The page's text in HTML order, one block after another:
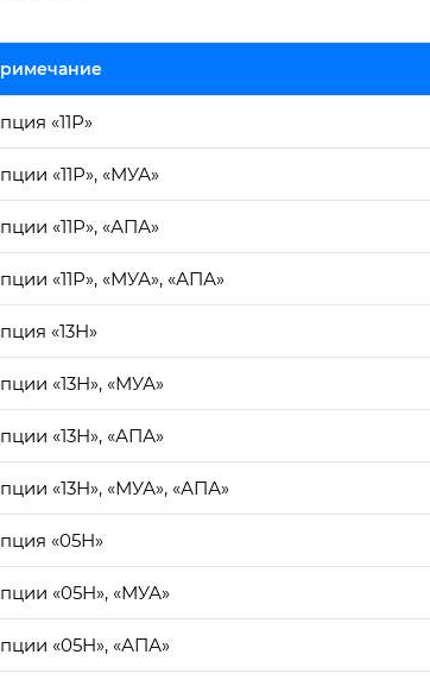
«11Р»
«11Р», «МУА»
«11Р», «АПА»
«11Р», «МУА», «АПА»
«13Н»
«13Н», «МУА»
«13Н», «АПА»
«13Н», «МУА», «АПА»
«05Н»
«05Н», «МУА»
«05Н», «АПА»